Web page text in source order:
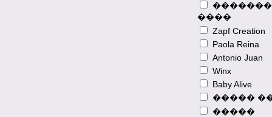
����
Zapf Creation
Paola Reina
Antonio Juan
Winx
Baby Alive
�����
�����
2013-08-23
����� ��
�������
� 3G-